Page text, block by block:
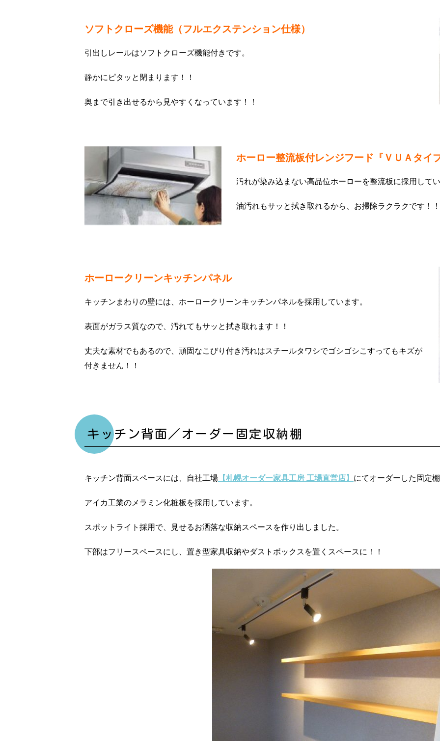
ソフトクローズ機能（フルエクステンション仕様）
引出しレールはソフトクローズ機能付きです。
静かにピタッと閉まります！！
奥まで引き出せるから見やすくなっています！！
ホーロー整流板付レンジフード『ＶＵＡタイプ
汚れが染み込まない高品位ホーローを整流板に採用してい
油汚れもサッと拭き取れるから、お掃除ラクラクです！！
ホーロークリーンキッチンパネル
キッチンまわりの壁には、ホーロークリーンキッチンパネルを採用しています。
表面がガラス質なので、汚れてもサッと拭き取れます！！
丈夫な素材でもあるので、頑固なこびり付き汚れはスチールタワシでゴシゴシこすってもキズが
付きません！！
キッチン背面／オーダー固定収納棚
キッチン背面スペースには、自社工場 【札幌オーダー家具工房 工場直営店】 にてオーダーした固定
アイカ工業のメラミン化粧板を採用しています。
スポットライト採用で、見せるお洒落な収納スペースを作り出しました。
下部はフリースペースにし、置き型家具収納やダストボックスを置くスペースに！！